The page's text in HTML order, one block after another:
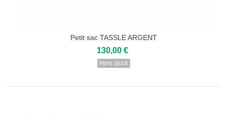
Petit sac TASSLE ARGENT
130,00 €
Hors stock